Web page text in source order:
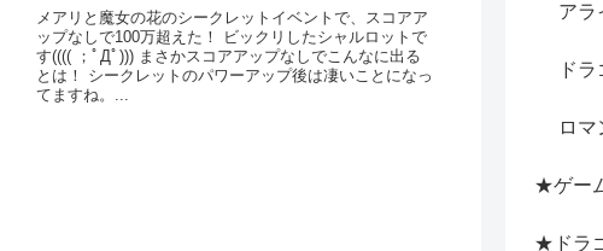
メアリと魔女の花のシークレットイベントで、スコアア
ップなしで100万超えた！ ビックリしたシャルロットで
す(((( ；ﾟДﾟ))) まさかスコアアップなしでこんなに出る
とは！ シークレットのパワーアップ後は凄いことになっ
てますね。...
アラ
ド
ロ
★ゲー
★ドラ